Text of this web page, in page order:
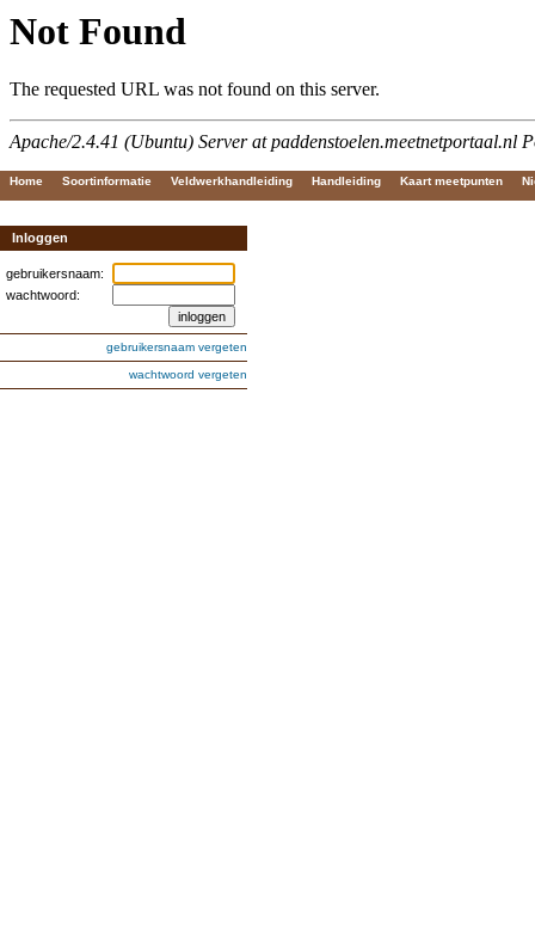
Home Soortinformatie Veldwerkhandleiding Handleiding Kaart meetpunten
Inloggen
gebruikersnaam:
wachtwoord:
gebruikersnaam vergeten
wachtwoord vergeten